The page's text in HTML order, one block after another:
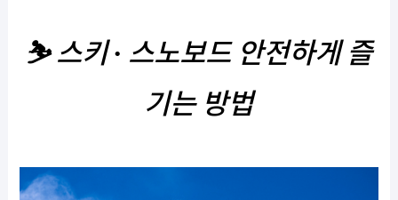
⛷️스키· 스노보드 안전하게 즐
기는 방법